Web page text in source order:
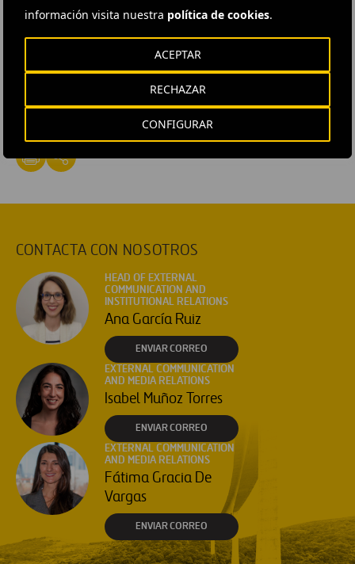
información visita nuestra política de cookies.
CONFIGURAR
RECHAZAR
ACEPTAR
Diseño e ingeniería
#Proyectos
#España #País Vasco #Ferrovial Construcción
CONTACTA CON NOSOTROS
HEAD OF EXTERNAL
COMMUNICATION AND
INSTITUTIONAL RELATIONS
Ana García Ruiz
ENVIAR CORREO
EXTERNAL COMMUNICATION
AND MEDIA RELATIONS
Isabel Muñoz Torres
ENVIAR CORREO
EXTERNAL COMMUNICATION
AND MEDIA RELATIONS
Fátima Gracia De
Vargas
ENVIAR CORREO